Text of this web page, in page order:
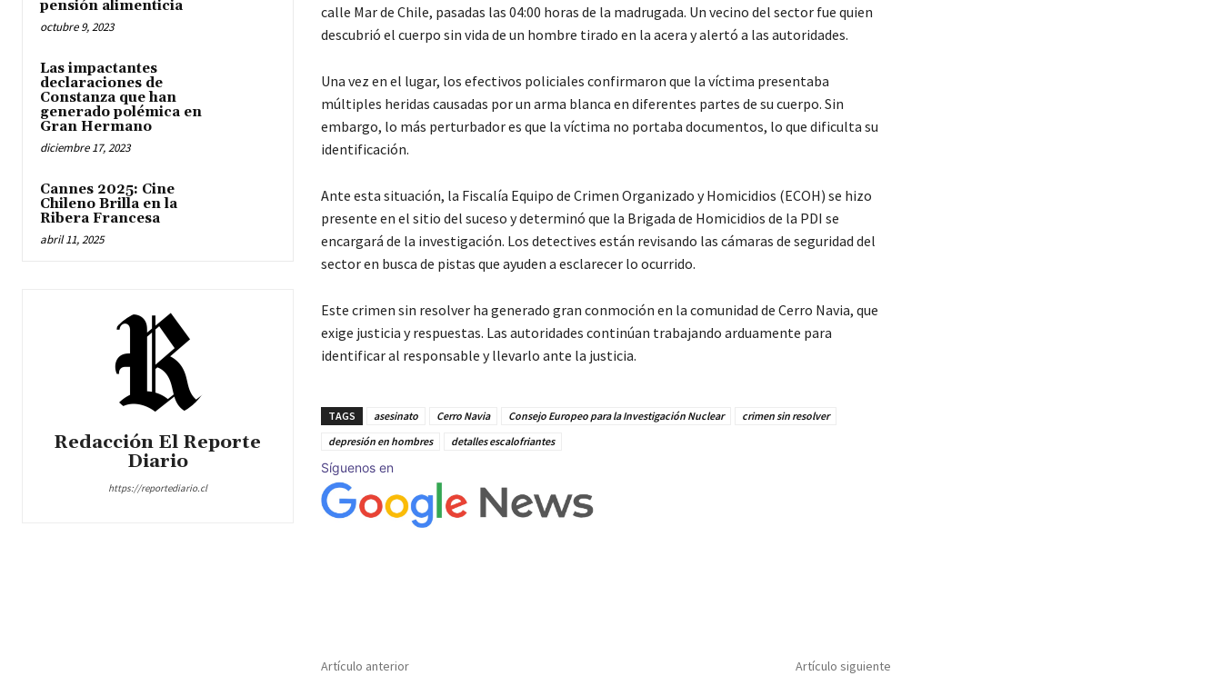
pensión alimenticia
octubre 9, 2023
Las impactantes
declaraciones de
Constanza que han
generado polémica en
Gran Hermano
diciembre 17, 2023
Cannes 2025: Cine
Chileno Brilla en la
Ribera Francesa
abril 11, 2025
Redacción El Reporte
Diario
https://reportediario.cl
calle Mar de Chile, pasadas las 04:00 horas de la madrugada. Un vecino del sector fue quien
descubrió el cuerpo sin vida de un hombre tirado en la acera y alertó a las autoridades.
Una vez en el lugar, los efectivos policiales confirmaron que la víctima presentaba
múltiples heridas causadas por un arma blanca en diferentes partes de su cuerpo. Sin
embargo, lo más perturbador es que la víctima no portaba documentos, lo que dificulta su
identificación.
Ante esta situación, la Fiscalía Equipo de Crimen Organizado y Homicidios (ECOH) se hizo
presente en el sitio del suceso y determinó que la Brigada de Homicidios de la PDI se
encargará de la investigación. Los detectives están revisando las cámaras de seguridad del
sector en busca de pistas que ayuden a esclarecer lo ocurrido.
Este crimen sin resolver ha generado gran conmoción en la comunidad de Cerro Navia, que
exige justicia y respuestas. Las autoridades continúan trabajando arduamente para
identificar al responsable y llevarlo ante la justicia.
TAGS asesinato Cerro Navia Consejo Europeo para la Investigación Nuclear
crimen sin resolver
depresión en hombres
detalles escalofriantes
Síguenos en
Artículo anterior Artículo siguiente